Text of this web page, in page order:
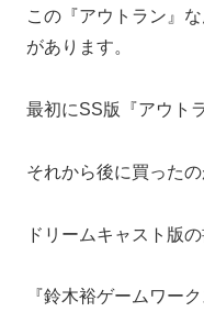
この『アウトラン』
があります。
最初にSS版『アウト
それから後に買ったの
ドリームキャスト版の
『鈴木裕ゲームワーク